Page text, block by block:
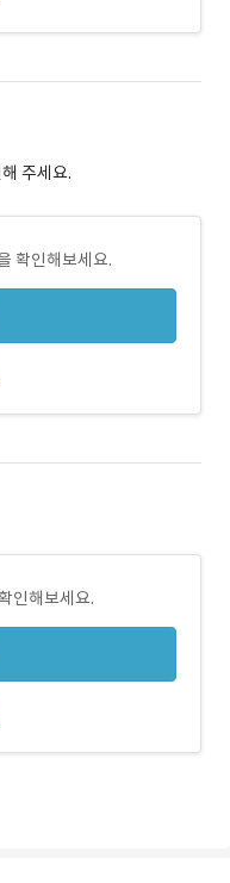
주세요.
확인해보세요.
인해보세요.